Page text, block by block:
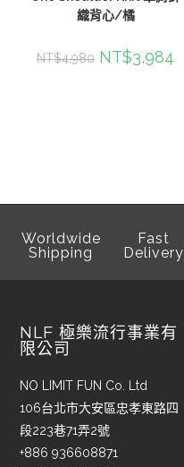
織背心/橘
NT$4,980 NT$3,984
Worldwide
Shipping
Fast
Delivery
NLF 極樂流行事業有
限公司
NO LIMIT FUN Co. Ltd
106台北市大安區忠孝東路四
段223巷71弄2號
+886 936608871